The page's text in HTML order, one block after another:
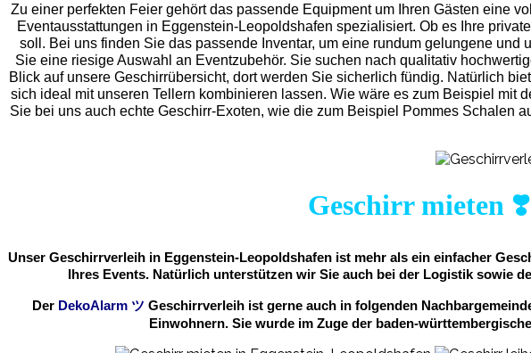
Zu einer perfekten Feier gehört das passende Equipment um Ihren Gästen eine
Eventausstattungen in Eggenstein-Leopoldshafen spezialisiert. Ob es Ihre
soll. Bei uns finden Sie das passende Inventar, um eine rundum gelungene und
Sie eine riesige Auswahl an Eventzubehör. Sie suchen nach qualitativ
Blick auf unsere Geschirrübersicht, dort werden Sie sicherlich fündig. Natürlich
sich ideal mit unseren Tellern kombinieren lassen. Wie wäre es zum Beispiel mit
Sie bei uns auch echte Geschirr-Exoten, wie die zum Beispiel Pommes Schalen
Geschirr mieten
Unser Geschirrverleih in Eggenstein-Leopoldshafen ist mehr als ein einfacher
Ihres Events. Natürlich unterstützen wir Sie auch bei der Logistik sowie
Der DekoAlarm ツ Geschirrverleih ist gerne auch in folgenden
Einwohnern. Sie wurde im Zuge der baden-